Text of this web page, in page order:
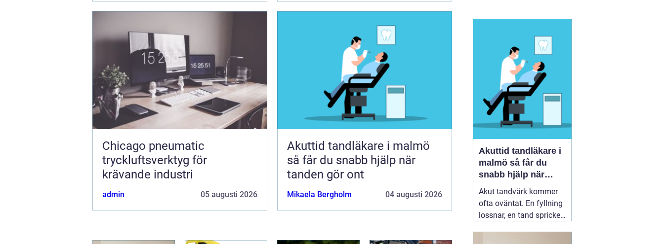
Chicago pneumatic
tryckluftsverktyg för
krävande industri
admin 05 augusti 2026
Akuttid tandläkare i malmö
så får du snabb hjälp när
tanden gör ont
Mikaela Bergholm 04 augusti 2026
skift och samtidigt vara
för användaren. Chicago
Pneumatic är ett av de
mest etablerade namnen
Akuttid tandläkare i
malmö så får du
snabb hjälp när
tanden gör ont
Akut tandvärk kommer
ofta oväntat. En fyllning
lossnar, en tand spricker